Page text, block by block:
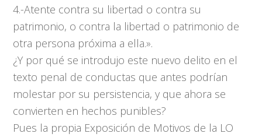
4.-Atente contra su libertad o contra su
patrimonio, o contra la libertad o patrimonio de
otra persona próxima a ella.».
¿Y por qué se introdujo este nuevo delito en el
texto penal de conductas que antes podrían
molestar por su persistencia, y que ahora se
convierten en hechos punibles?
Pues la propia Exposición de Motivos de la LO